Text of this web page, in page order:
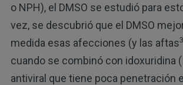
o NPH), el DMSO se estudió para
vez, se descubrió que el DMSO
medida esas afecciones (y las aftas3
cuando se combinó con idoxuridina
antiviral que tiene poca penetración